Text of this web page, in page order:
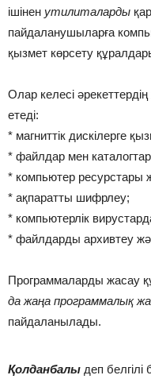
ішінен утилиталарды
пайдаланушыларға
қызмет көрсету
Олар келесі
етеді:
* магниттік дискілерге
* файлдар мен
* компьютер ресурстары
* ақпаратты шифрлеу;
* компьютерлік
* файлдарды архивтеу
Программаларды жасау
да жаңа программалық
пайдаланылады.
Қолданбалы деп